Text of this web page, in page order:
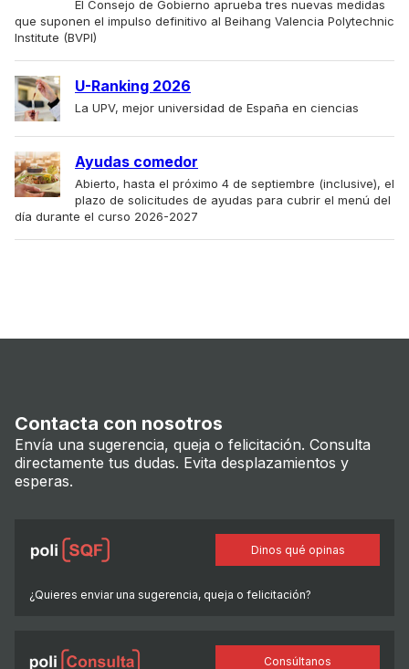
El Consejo de Gobierno aprueba tres nuevas medidas
que suponen el impulso definitivo al Beihang Valencia Polytechnic
Institute (BVPI)
U-Ranking 2026
La UPV, mejor universidad de España en ciencias
Ayudas comedor
Abierto, hasta el próximo 4 de septiembre (inclusive), el
plazo de solicitudes de ayudas para cubrir el menú del
día durante el curso 2026-2027
Contacta con nosotros
Envía una sugerencia, queja o felicitación. Consulta
directamente tus dudas. Evita desplazamientos y
esperas.
¿Quieres enviar una sugerencia, queja o felicitación?
Dinos qué opinas
Consúltanos